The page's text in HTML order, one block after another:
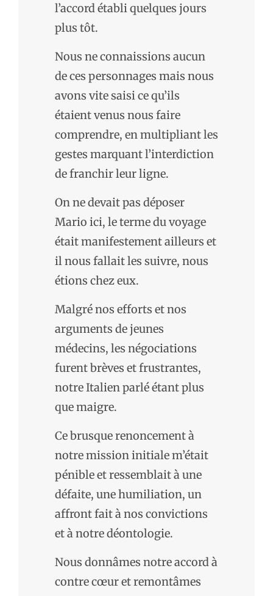
l’accord établi quelques jours
plus tôt.
Nous ne connaissions aucun
de ces personnages mais nous
avons vite saisi ce qu’ils
étaient venus nous faire
comprendre, en multipliant les
gestes marquant l’interdiction
de franchir leur ligne.
On ne devait pas déposer
Mario ici, le terme du voyage
était manifestement ailleurs et
il nous fallait les suivre, nous
étions chez eux.
Malgré nos efforts et nos
arguments de jeunes
médecins, les négociations
furent brèves et frustrantes,
notre Italien parlé étant plus
que maigre.
Ce brusque renoncement à
notre mission initiale m’était
pénible et ressemblait à une
défaite, une humiliation, un
affront fait à nos convictions
et à notre déontologie.
Nous donnâmes notre accord à
contre cœur et remontâmes